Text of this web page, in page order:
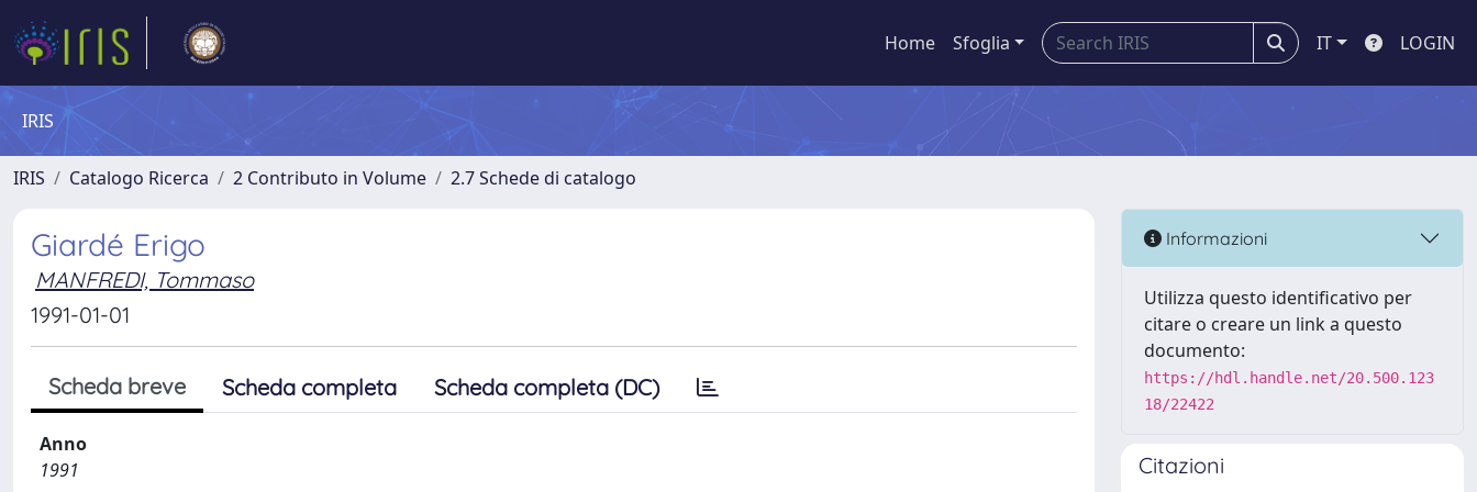
Home Sfoglia IT LOGIN
IRIS
IRIS Catalogo Ricerca 2 Contributo in Volume 2.7 Schede di catalogo
Giardé Erigo
MANFREDI, Tommaso
1991-01-01
Scheda breve Scheda completa Scheda completa (DC)
Anno
1991
Informazioni
Utilizza questo identificativo per
citare o creare un link a questo
documento:
https://hdl.handle.net/20.500.123
18/22422
Citazioni